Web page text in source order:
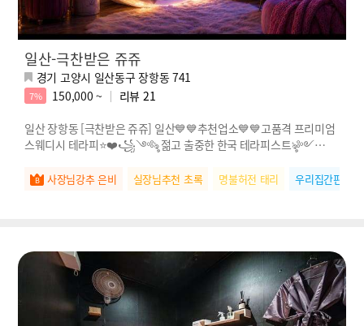
일산-극찬받은 쥬쥬
경기 고양시 일산동구 장항동 741
7% 150,000 ~ 리뷰 21
일산 장항동 [극찬받은 쥬쥬] 일산💙💙추천업소💙💙고품격 프리미엄
스웨디시 테라피⭐❤️꧁༺ৡ 젊고 출중한 한국 테라피스트ৡ༻꧂
사장님강추 은비 실장님추천 초록 명불허전 태리 우리집간판 연지